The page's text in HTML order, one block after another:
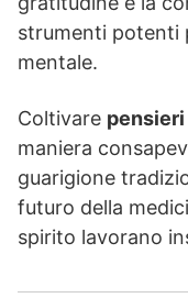
strumenti potenti
mentale.
Coltivare
maniera
guarigione
futuro della
spirito lavorano